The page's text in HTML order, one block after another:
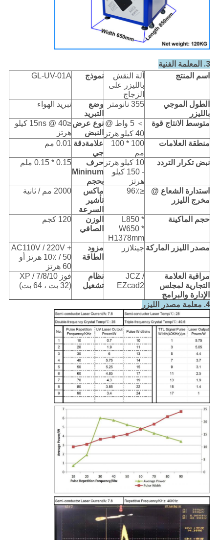
3. المعلمة الفنية
اسم المنتج
آلة النقش
بالليزر على
الزجاج
نموذج GL-UV-01A
الطول الموجي
بالليزر
355 نانومتر
وضع
التبريد
تبريد الهواء
متوسط ​​الانتاج قوة
＞ 5 واط @
40 كيلو هرتز
نوع عرض
النبض
≤15ns @ 40 كيلو
هرتز
منطقة العلامات
100 * 100
مم
علامةدقة
جي
0.01 مم
نبضتكرار التردد
10 كيلو هرتز
- 150 كيلو
هرتز
حرف
Mininum
بحجم
0.15 * 0.15 ملم
استدارة الشعاع @
مخرج الليزر
≤96٪
ماكس
تأشير
السرعة
2000 مم / ثانية
حجم الماكينة
L850 *
W650 *
H1378mm
الوزن
الصافي
120 كجم
مصدر الليزر الماركة جينلازر
مزود
الطاقة
AC110V / 220V +
10٪ / 50 هرتز أو
60 هرتز
مراقبة العلامة
التجارية لمجلس
الإدارة والبرامج
JCZ /
EZcad2
نظام
تشغيل
فوز XP / 7/8/10
(32 بت ، 64 بت)
4. معلمة مصدر الليزر